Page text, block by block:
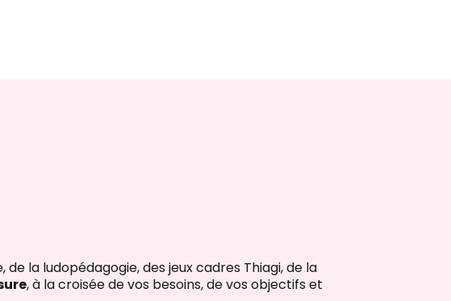
de la ludopédagogie, des jeux cadres Thiagi, de la
, à la croisée de vos besoins, de vos objectifs et